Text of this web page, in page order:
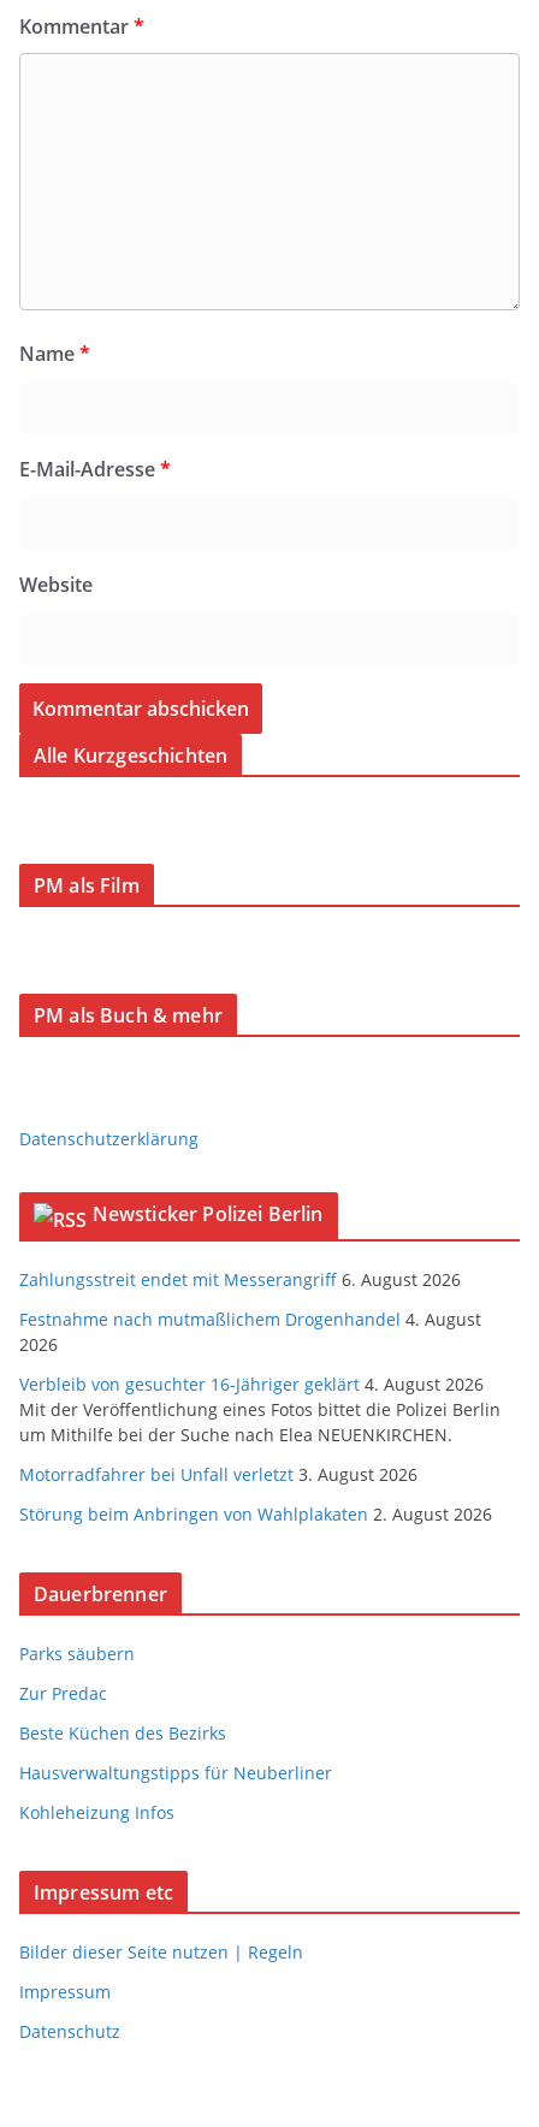
Kommentar*
Name*
E-Mail-Adresse*
Website
Alle Kurzgeschichten
PM als Film
PM als Buch & mehr
Datenschutzerklärung
Newsticker Polizei Berlin
Zahlungsstreit endet mit Messerangriff 6. August 2026
Festnahme nach mutmaßlichem Drogenhandel 4. August
2026
Verbleib von gesuchter 16-Jähriger geklärt 4. August 2026
Mit der Veröffentlichung eines Fotos bittet die Polizei Berlin
um Mithilfe bei der Suche nach Elea NEUENKIRCHEN.
Motorradfahrer bei Unfall verletzt 3. August 2026
Störung beim Anbringen von Wahlplakaten 2. August 2026
Dauerbrenner
Parks säubern
Zur Predac
Beste Küchen des Bezirks
Hausverwaltungstipps für Neuberliner
Kohleheizung Infos
Impressum etc
Bilder dieser Seite nutzen | Regeln
Impressum
Datenschutz